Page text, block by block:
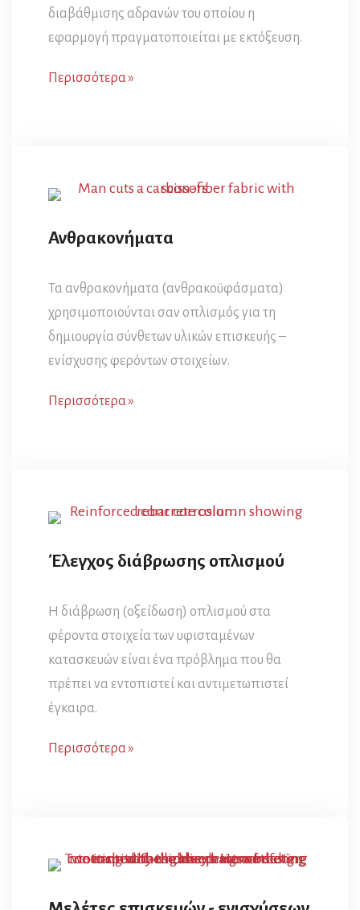
διαβάθμισης αδρανών του οποίου η
εφαρμογή πραγματοποιείται με εκτόξευση.
Περισσότερα »
Ανθρακονήματα
Τα ανθρακονήματα (ανθρακοϋφάσματα)
χρησιμοποιούνται σαν οπλισμός για τη
δημιουργία σύνθετων υλικών επισκευής –
ενίσχυσης φερόντων στοιχείων.
Περισσότερα »
Έλεγχος διάβρωσης οπλισμού
Η διάβρωση (οξείδωση) οπλισμού στα
φέροντα στοιχεία των υφισταμένων
κατασκευών είναι ένα πρόβλημα που θα
πρέπει να εντοπιστεί και αντιμετωπιστεί
έγκαιρα.
Περισσότερα »